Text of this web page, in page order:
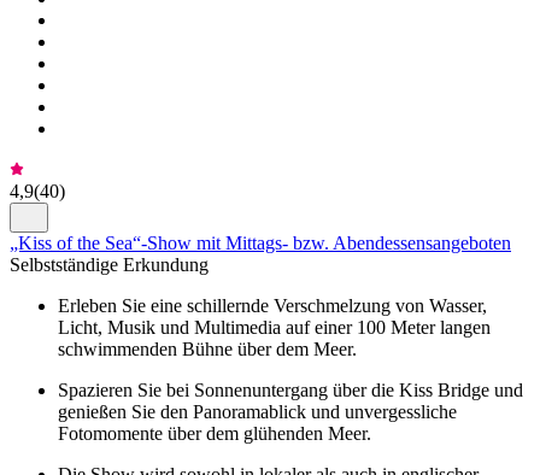
4,9(40)
„Kiss of the Sea“-Show mit Mittags- bzw. Abendessensangeboten
Selbstständige Erkundung
Erleben Sie eine schillernde Verschmelzung von Wasser,
Licht, Musik und Multimedia auf einer 100 Meter langen
schwimmenden Bühne über dem Meer.
Spazieren Sie bei Sonnenuntergang über die Kiss Bridge und
genießen Sie den Panoramablick und unvergessliche
Fotomomente über dem glühenden Meer.